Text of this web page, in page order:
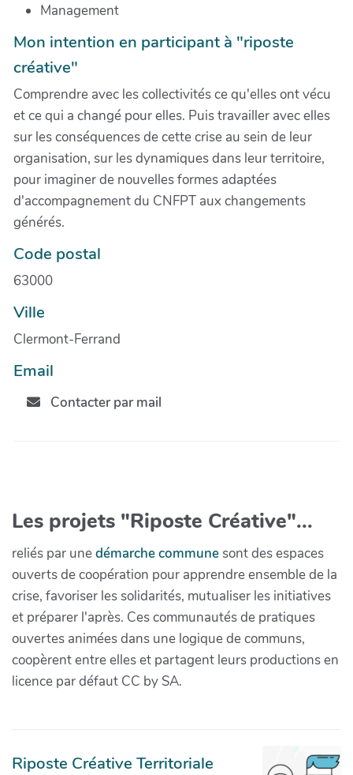
Management
Mon intention en participant à "riposte
créative"
Comprendre avec les collectivités ce qu'elles ont vécu
et ce qui a changé pour elles. Puis travailler avec elles
sur les conséquences de cette crise au sein de leur
organisation, sur les dynamiques dans leur territoire,
pour imaginer de nouvelles formes adaptées
d'accompagnement du CNFPT aux changements
générés.
Code postal
63000
Ville
Clermont-Ferrand
Email
Contacter par mail
Les projets "Riposte Créative"...
reliés par unedémarche communesont des espaces
ouverts de coopération pour apprendre ensemble de la
crise, favoriser les solidarités, mutualiser les initiatives
et préparer l'après. Ces communautés de pratiques
ouvertes animées dans une logique de communs,
coopèrent entre elles et partagent leurs productions en
licence par défaut CC by SA.
Riposte Créative Territoriale